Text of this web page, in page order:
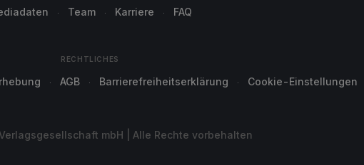
Team Karriere FAQ
RECHTLICHES
AGB Barrierefreiheitserklärung Cookie-Einstellungen
mbH | Alle Rechte vorbehalten